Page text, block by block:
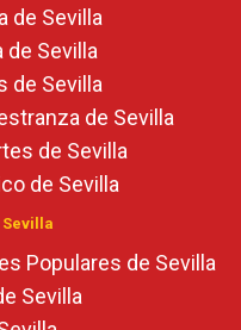
de Sevilla
de Sevilla
de Sevilla
de Sevilla
de Sevilla
de Sevilla
Populares de Sevilla
Sevilla